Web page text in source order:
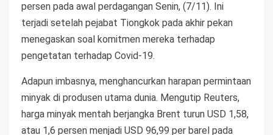
persen pada awal perdagangan Senin, (7/11). Ini
terjadi setelah pejabat Tiongkok pada akhir pekan
menegaskan soal komitmen mereka terhadap
pengetatan terhadap Covid-19.
Adapun imbasnya, menghancurkan harapan permintaan
minyak di produsen utama dunia. Mengutip Reuters,
harga minyak mentah berjangka Brent turun USD 1,58,
atau 1,6 persen menjadi USD 96,99 per barel pada